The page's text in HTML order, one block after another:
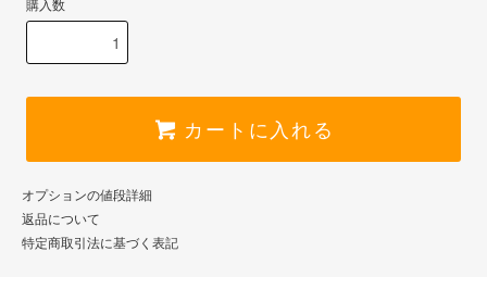
購入数
カートに入れる
オプションの値段詳細
返品について
特定商取引法に基づく表記